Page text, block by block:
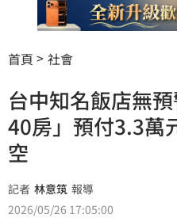
首頁 社會
台中知名飯店無
40房」預付3.3
空
記者 林意筑 報導
2026/05/26 17:05:00